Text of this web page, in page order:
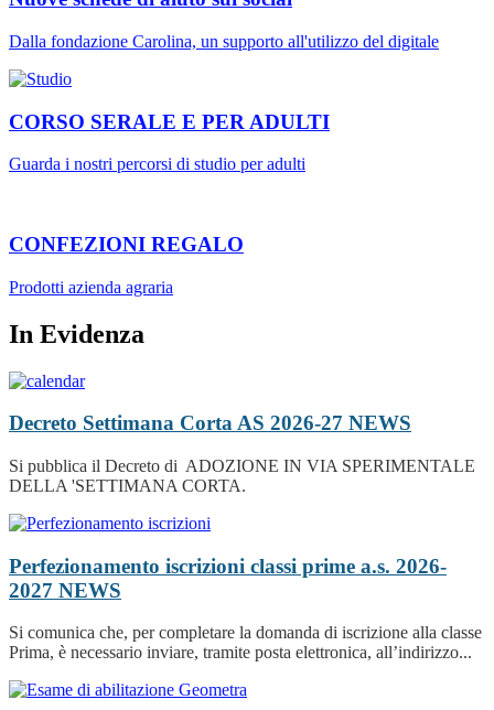
Dalla fondazione Carolina, un supporto all'utilizzo del digitale
CORSO SERALE E PER ADULTI
Guarda i nostri percorsi di studio per adulti
CONFEZIONI REGALO
Prodotti azienda agraria
In Evidenza
Decreto Settimana Corta AS 2026-27 NEWS
Si pubblica il Decreto di ADOZIONE IN VIA SPERIMENTALE
DELLA 'SETTIMANA CORTA.
Perfezionamento iscrizioni classi prime a.s. 2026-
2027 NEWS
Si comunica che, per completare la domanda di iscrizione alla classe
Prima, è necessario inviare, tramite posta elettronica, all’indirizzo...